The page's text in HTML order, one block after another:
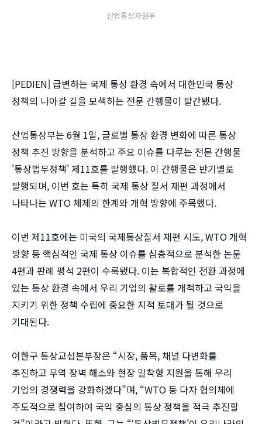
산업통상자원부
[PEDIEN] 급변하는 국제 통상 환경 속에서 대한민국 통상
정책의 나아갈 길을 모색하는 전문 간행물이 발간됐다.
산업통상부는 6월 1일, 글로벌 통상 환경 변화에 따른 통상
정책 추진 방향을 분석하고 주요 이슈를 다루는 전문 간행물
'통상법무정책' 제11호를 발행했다. 이 간행물은 반기별로
발행되며, 이번 호는 특히 국제 통상 질서 재편 과정에서
나타나는 WTO 체제의 한계와 개혁 방향에 주목했다.
이번 제11호에는 미국의 국제통상질서 재편 시도, WTO 개혁
방향 등 핵심적인 국제 통상 이슈를 심층적으로 분석한 논문
4편과 판례 평석 2편이 수록됐다. 이는 복합적인 전환 과정에
있는 통상 환경 속에서 우리 기업의 활로를 개척하고 국익을
지키기 위한 정책 수립에 중요한 지적 토대가 될 것으로
기대된다.
여한구 통상교섭본부장은 “시장, 품목, 채널 다변화를
추진하고 무역 장벽 해소와 현장 밀착형 지원을 통해 우리
기업의 경쟁력을 강화하겠다”며, “WTO 등 다자 협의체에
주도적으로 참여하여 국익 중심의 통상 정책을 적극 추진할